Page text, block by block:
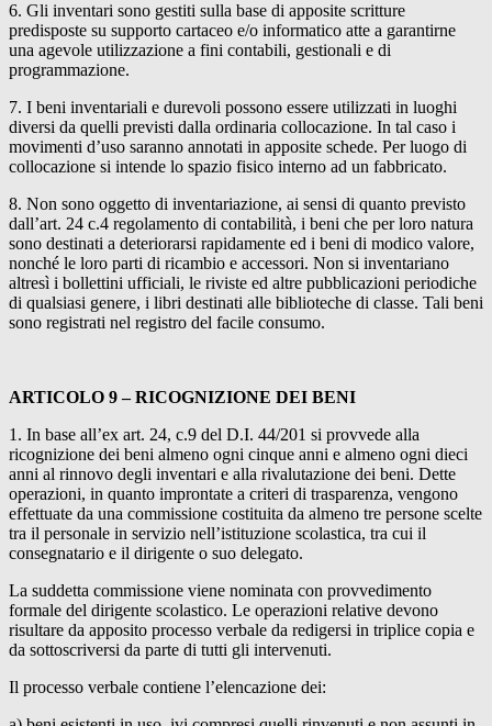
6. Gli inventari sono gestiti sulla base di apposite scritture
predisposte su supporto cartaceo e/o informatico atte a garantirne
una agevole utilizzazione a fini contabili, gestionali e di
programmazione.
7. I beni inventariali e durevoli possono essere utilizzati in luoghi
diversi da quelli previsti dalla ordinaria collocazione. In tal caso i
movimenti d’uso saranno annotati in apposite schede. Per luogo di
collocazione si intende lo spazio fisico interno ad un fabbricato.
8. Non sono oggetto di inventariazione, ai sensi di quanto previsto
dall’art. 24 c.4 regolamento di contabilità, i beni che per loro natura
sono destinati a deteriorarsi rapidamente ed i beni di modico valore,
nonché le loro parti di ricambio e accessori. Non si inventariano
altresì i bollettini ufficiali, le riviste ed altre pubblicazioni periodiche
di qualsiasi genere, i libri destinati alle biblioteche di classe. Tali beni
sono registrati nel registro del facile consumo.
ARTICOLO 9 – RICOGNIZIONE DEI BENI
1. In base all’ex art. 24, c.9 del D.I. 44/201 si provvede alla
ricognizione dei beni almeno ogni cinque anni e almeno ogni dieci
anni al rinnovo degli inventari e alla rivalutazione dei beni. Dette
operazioni, in quanto improntate a criteri di trasparenza, vengono
effettuate da una commissione costituita da almeno tre persone scelte
tra il personale in servizio nell’istituzione scolastica, tra cui il
consegnatario e il dirigente o suo delegato.
La suddetta commissione viene nominata con provvedimento
formale del dirigente scolastico. Le operazioni relative devono
risultare da apposito processo verbale da redigersi in triplice copia e
da sottoscriversi da parte di tutti gli intervenuti.
Il processo verbale contiene l’elencazione dei: